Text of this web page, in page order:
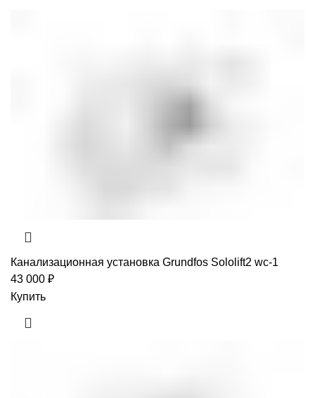
Канализационная установка Grundfos Sololift2 wc-1
43 000 ₽
Купить